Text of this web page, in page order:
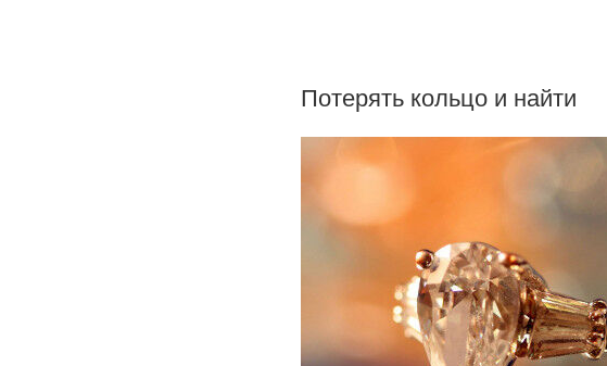
Потерять кольцо и найти